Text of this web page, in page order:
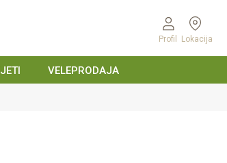
Profil Lokacija
VELEPRODAJA